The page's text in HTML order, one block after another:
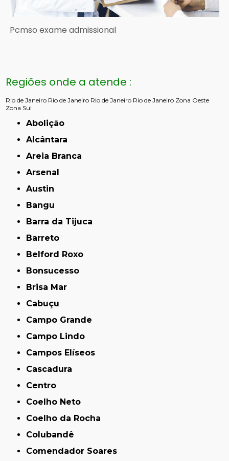
Pcmso exame admissional
Regiões onde a atende :
Rio de Janeiro Rio de Janeiro Rio de Janeiro Rio de Janeiro Zona Oeste
Zona Sul
Abolição
Alcântara
Areia Branca
Arsenal
Austin
Bangu
Barra da Tijuca
Barreto
Belford Roxo
Bonsucesso
Brisa Mar
Cabuçu
Campo Grande
Campo Lindo
Campos Elíseos
Cascadura
Centro
Coelho Neto
Coelho da Rocha
Colubandê
Comendador Soares